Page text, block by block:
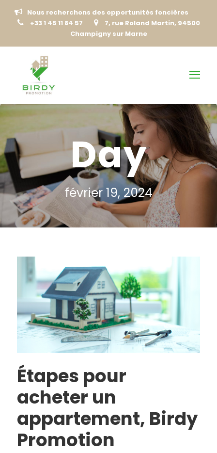
Nous recherchons des opportunités foncières
+33 1 45 11 84 57
7, rue Roland Martin, 94500
Champigny sur Marne
Day
février 19, 2024
Étapes pour
acheter un
appartement, Birdy
Promotion